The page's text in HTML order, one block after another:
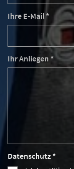
Ihre E-Mail *
Ihr Anliegen *
Datenschutz *